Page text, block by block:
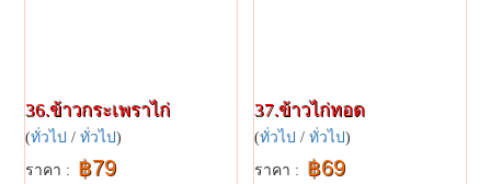
36.ข้าวกระเพราไก่
(ทั่วไป / ทั่วไป)
ราคา : ฿79
37.ข้าวไก่ทอด
(ทั่วไป / ทั่วไป)
ราคา : ฿69